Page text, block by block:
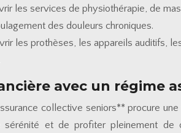
les services de physiothérapie, de
des douleurs chroniques.
les prothèses, les appareils auditifs,
avec un régime
collective seniors** procure
et de profiter pleinement